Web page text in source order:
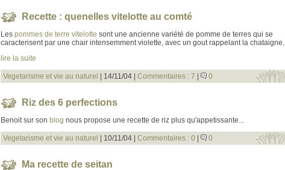
Recette : quenelles vitelotte au comté
Les pommes de terre vitelotte sont une ancienne variété de pomme de terres qui se
caracterisent par une chair intensemment violette, avec un gout rappelant la chataigne.
lire la suite
Vegetarisme et vie au naturel | 14/11/04 | Commentaires : 7 | 0
Riz des 6 perfections
Benoit sur son blog nous propose une recette de riz plus qu'appetissante...
Vegetarisme et vie au naturel | 10/11/04 | Commentaires : 0 | 0
Ma recette de seitan